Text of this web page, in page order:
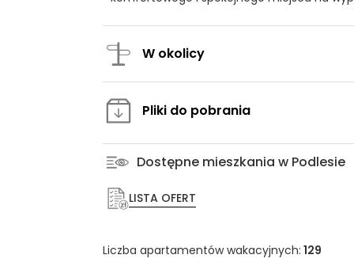
W okolicy
Pliki do pobrania
Dostępne mieszkania w Podlesie
LISTA OFERT
Liczba apartamentów wakacyjnych: 129